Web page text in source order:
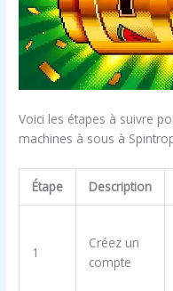
Voici les étapes à suivre
machines à sous à
Étape Description
1
Créez un
compte